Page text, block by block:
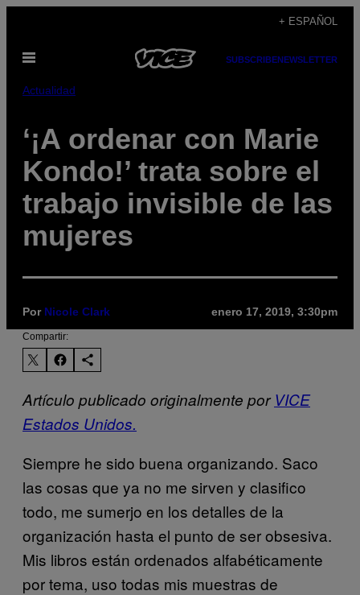
contenido
+ ESPAÑOL
Abrir
SUBSCRIBENEWSLETTER
Actualidad
‘¡A ordenar con Marie
Kondo!’ trata sobre el
trabajo invisible de las
mujeres
Por Nicole Clark enero 17, 2019, 3:30pm
Compartir:
Artículo publicado originalmente porVICE
Estados Unidos.
Siempre he sido buena organizando. Saco
las cosas que ya no me sirven y clasifico
todo, me sumerjo en los detalles de la
organización hasta el punto de ser obsesiva.
Mis libros están ordenados alfabéticamente
por tema, uso todas mis muestras de